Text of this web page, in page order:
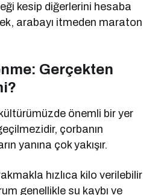
kesip diğerlerini hesaba
arabayı itmeden maraton
Gerçekten
önemli bir yer
çorbanın
yanına çok yakışır.
hızlıca kilo verilebilir
genellikle su kaybı ve